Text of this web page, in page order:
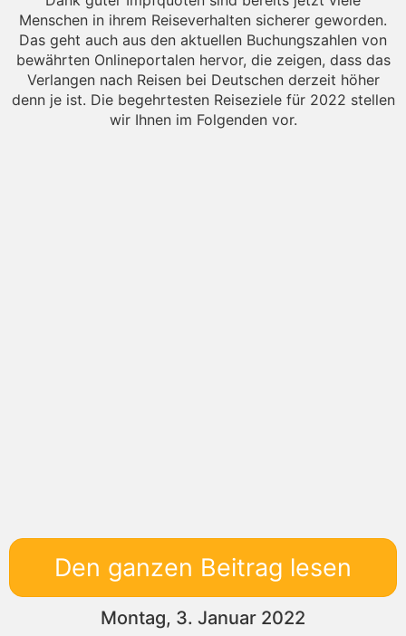
Menschen in ihrem Reiseverhalten sicherer geworden.
Das geht auch aus den aktuellen Buchungszahlen von
bewährten Onlineportalen hervor, die zeigen, dass das
Verlangen nach Reisen bei Deutschen derzeit höher
denn je ist. Die begehrtesten Reiseziele für 2022 stellen
wir Ihnen im Folgenden vor.
Den ganzen Beitrag lesen
Montag, 3. Januar 2022